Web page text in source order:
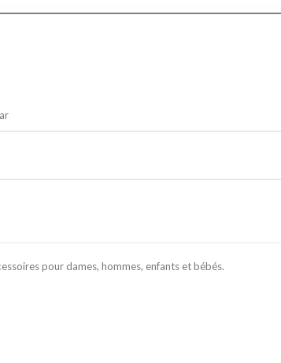
pour dames, hommes, enfants et bébés.